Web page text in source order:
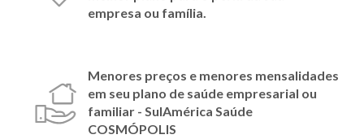
empresa ou família.
Menores preços e menores mensalidades
em seu plano de saúde empresarial ou
familiar - SulAmérica Saúde
COSMÓPOLIS